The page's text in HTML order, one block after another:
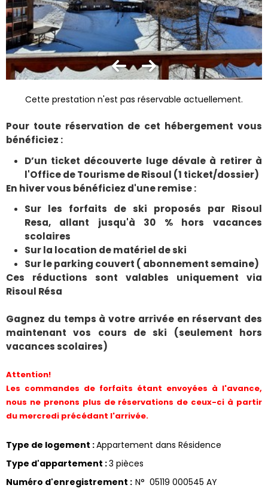
Cette prestation n'est pas réservable actuellement.
Pour toute réservation de cet hébergement vous
bénéficiez :
D’un ticket découverte luge dévale à retirer à
l'Office de Tourisme de Risoul (1 ticket/dossier)
En hiver vous bénéficiez d'une remise :
Sur les forfaits de ski proposés par Risoul
Resa, allant jusqu'à 30 % hors vacances
scolaires
Sur la location de matériel de ski
Sur le parking couvert ( abonnement semaine)
Ces réductions sont valables uniquement via
Risoul Résa
Gagnez du temps à votre arrivée en réservant des
maintenant vos cours de ski (seulement hors
vacances scolaires)
Attention!
Les commandes de forfaits étant envoyées à l'avance,
nous ne prenons plus de réservations de ceux-ci à partir
du mercredi précédant l'arrivée.
Type de logement :Appartement dans Résidence
Type d'appartement :3 pièces
Numéro d'enregistrement : N° 05119 000545 AY